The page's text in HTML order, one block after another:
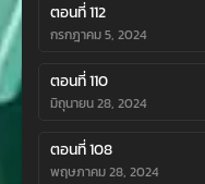
ตอนที่ 112
กรกฎาคม 5, 2024
ตอนที่ 110
มิถุนายน 28, 2024
ตอนที่ 108
พฤษภาคม 28, 2024